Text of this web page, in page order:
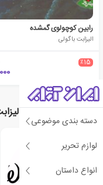
دسته بندی موضوعی
لوازم تحریر
انواع داستان
رابین کوچولوی گمشده
الیزابت باگولی
٪15
نویسندگان مرتبط با